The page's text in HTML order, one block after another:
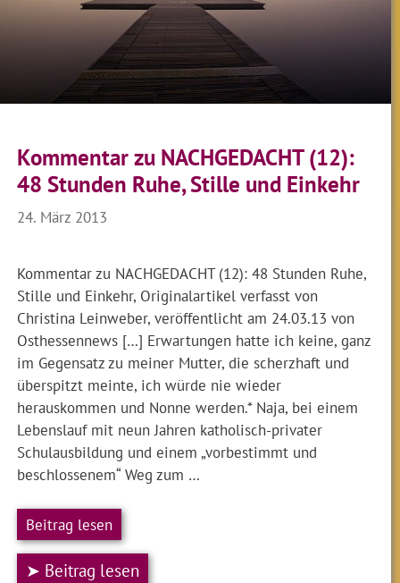
Kommentar zu NACHGEDACHT (12):
48 Stunden Ruhe, Stille und Einkehr
24. März 2013
Kommentar zu NACHGEDACHT (12): 48 Stunden Ruhe,
Stille und Einkehr, Originalartikel verfasst von
Christina Leinweber, veröffentlicht am 24.03.13 von
Osthessennews […] Erwartungen hatte ich keine, ganz
im Gegensatz zu meiner Mutter, die scherzhaft und
überspitzt meinte, ich würde nie wieder
herauskommen und Nonne werden.* Naja, bei einem
Lebenslauf mit neun Jahren katholisch-privater
Schulausbildung und einem „vorbestimmt und
beschlossenem“ Weg zum …
Beitrag lesen
➤ Beitrag lesen